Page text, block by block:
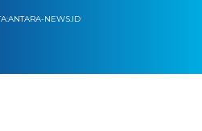
NEWS.ID